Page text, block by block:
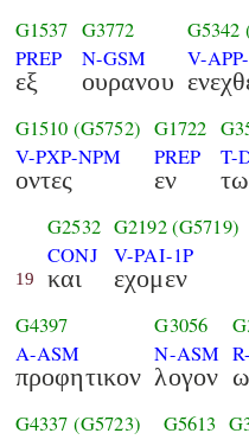
G1537
PREP
εξ
G3772
N-GSM
ουρανου
G5342
V-
G1510 (G5752)
V-PXP-NPM
οντες
G1722
PREP
εν
T-
τω
19
G2532
CONJ
και
G2192(G5719)
V-PAI-1P
εχομεν
G4397
A-ASM
προφητικον
G3056
N-ASM
λογον ω
G4337 (G5723)
G5613